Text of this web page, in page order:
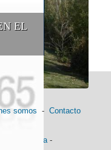
EL
somos - Contacto
Historia -